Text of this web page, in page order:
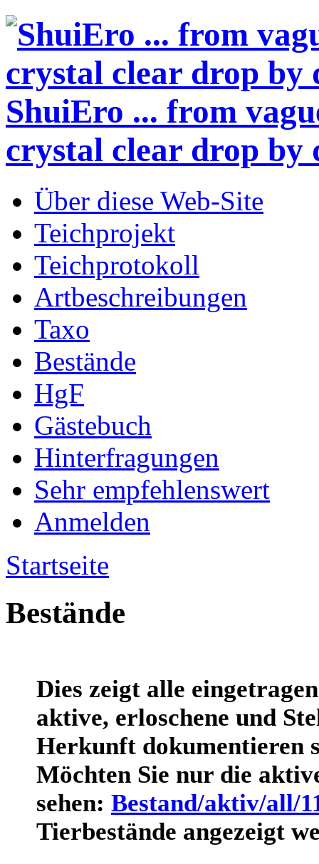
ShuiEro ... from
crystal clear drop by
Über diese Web-Site
Teichprojekt
Teichprotokoll
Artbeschreibungen
Taxo
Bestände
HgF
Gästebuch
Hinterfragungen
Sehr empfehlenswert
Anmelden
Startseite
Bestände
Dies zeigt alle
aktive, erloschene und
Herkunft dokumentieren
Möchten Sie nur die
sehen: Bestand/aktiv/all/
Tierbestände angezeigt